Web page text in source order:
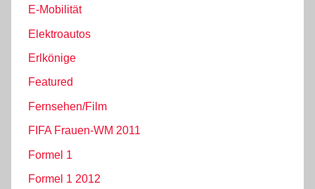
E-Mobilität
Elektroautos
Erlkönige
Featured
Fernsehen/Film
FIFA Frauen-WM 2011
Formel 1
Formel 1 2012